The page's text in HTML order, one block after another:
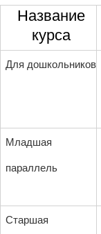
Название
курса
Для дошкольников
Младшая
параллель
Старшая